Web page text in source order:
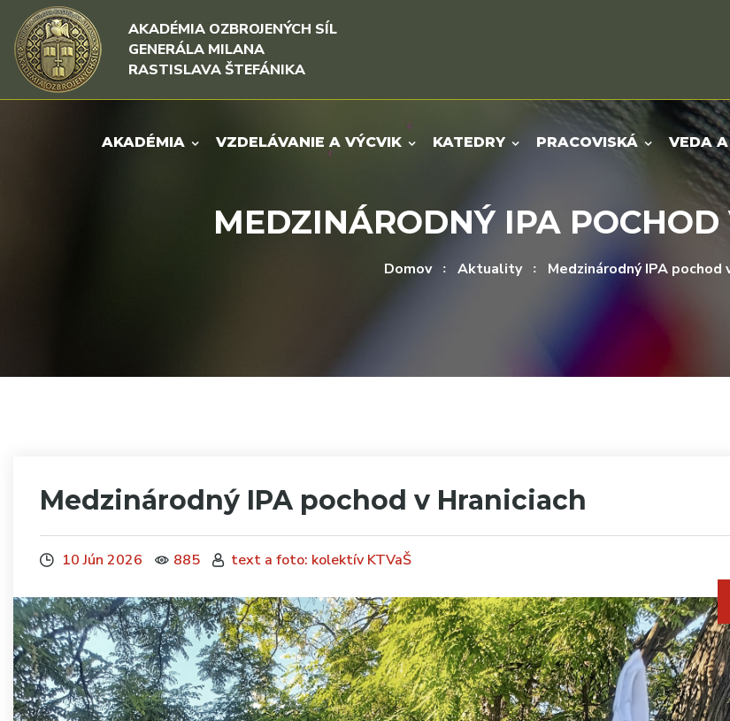
Rovno na obsah
Rovno na menu
AKADÉMIA OZBROJENÝCH SÍL
GENERÁLA MILANA
RASTISLAVA ŠTEFÁNIKA
AKADÉMIA VZDELÁVANIE A VÝCVIK KATEDRY PRACOVISKÁ VEDA
MEDZINÁRODNÝ IPA
Domov Aktuality Medzinárodný IPA pochod
Medzinárodný IPA pochod v Hraniciach
10 Jún 2026 885 text a foto: kolektív KTVaŠ